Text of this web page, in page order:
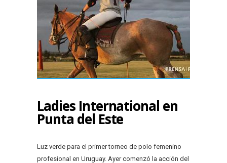
Ladies International en
Punta del Este
Luz verde para el primer torneo de polo femenino
profesional en Uruguay. Ayer comenzó la acción del